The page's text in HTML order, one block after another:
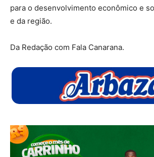
para o desenvolvimento econômico e
e da região.
Da Redação com Fala Canarana.